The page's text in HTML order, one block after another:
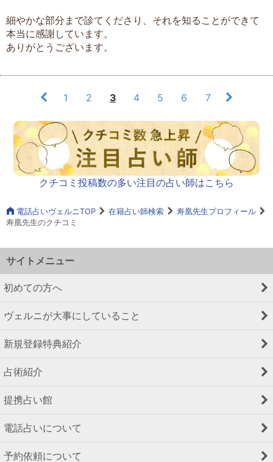
細やかな部分まで診てくださり、それを知ることができて
本当に感謝しています。
ありがとうございます。
1 2 3 4 5 6 7
クチコミ投稿数の多い注目の占い師はこちら
電話占いヴェルニTOP 在籍占い師検索
寿凰先生プロフィール
寿凰先生のクチコミ
サイトメニュー
初めての方へ
ヴェルニが大事にしていること
新規登録特典紹介
占術紹介
提携占い館
電話占いについて
予約依頼について